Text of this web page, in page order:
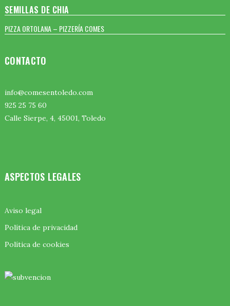
SEMILLAS DE CHIA
PIZZA ORTOLANA – PIZZERÍA COMES
CONTACTO
info@comesentoledo.com
925 25 75 60
Calle Sierpe, 4, 45001, Toledo
ASPECTOS LEGALES
Aviso legal
Política de privacidad
Política de cookies